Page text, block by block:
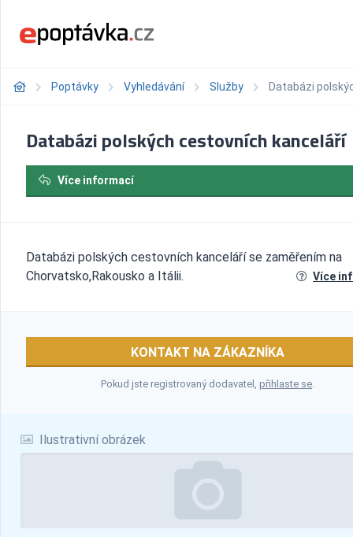
Poptávky Vyhledávání Služby Databázi
Ilustrativní obrázek
Databázi polských cestovních kanceláří
Více informací
Databázi polských cestovních kanceláří se zaměřením na
Chorvatsko,Rakousko a Itálii.
Více
KONTAKT NA ZÁKAZNÍKA
Pokud jste registrovaný dodavatel, přihlaste se.